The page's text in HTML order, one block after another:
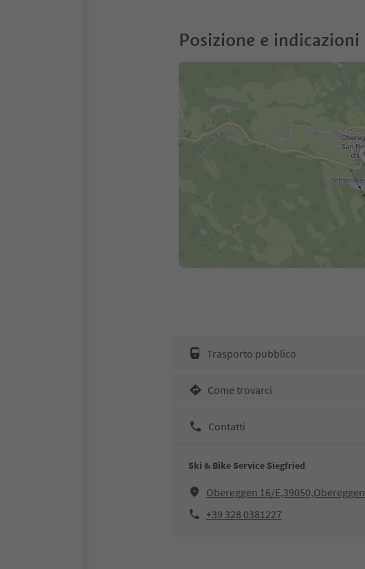
Posizione e indicazioni
Trasporto pubblico
Come trovarci
Contatti
Ski & Bike Service Siegfried
Obereggen 16/E,39050,Obereggen
+39 328 0381227